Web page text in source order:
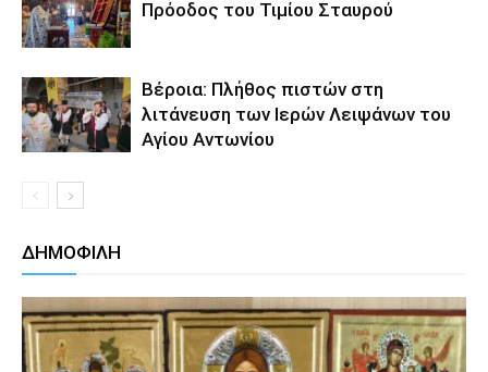
Πρόοδος του Τιμίου Σταυρού
Βέροια: Πλήθος πιστών στη
λιτάνευση των Ιερών Λειψάνων του
Αγίου Αντωνίου
ΔΗΜΟΦΙΛΗ